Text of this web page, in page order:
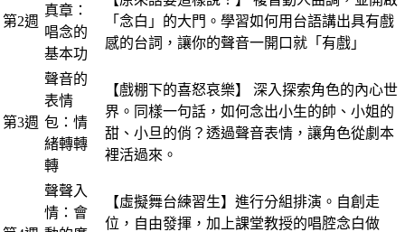
第2週
真章：
唱念的
基本功
「念白」的大門。學習如何用台語講出具有戲
感的台詞，讓你的聲音一開口就「有戲」
第3週
聲音的
表情
包：情
緒轉轉
轉
【戲棚下的喜怒哀樂】 深入探索角色的內心世
界。同樣一句話，如何念出小生的帥、小姐的
甜、小旦的俏？透過聲音表情，讓角色從劇本
裡活過來。
聲聲入
情：會
【虛擬舞台練習生】進行分組排演。自創走
位，自由發揮，加上課堂教授的唱腔念白做